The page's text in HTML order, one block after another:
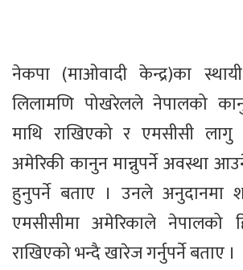
नेकपा (माओवादी केन्द्र)का
लिलामणि पोखरेलले नेपालको
माथि राखिएको र एमसीसी
अमेरिकी कानुन मान्नुपर्ने अवस्था
हुनुपर्ने बताए । उनले अनुदानमा
एमसीसीमा अमेरिकाले नेपालको
राखिएको भन्दै खारेज गर्नुपर्ने बताए ।